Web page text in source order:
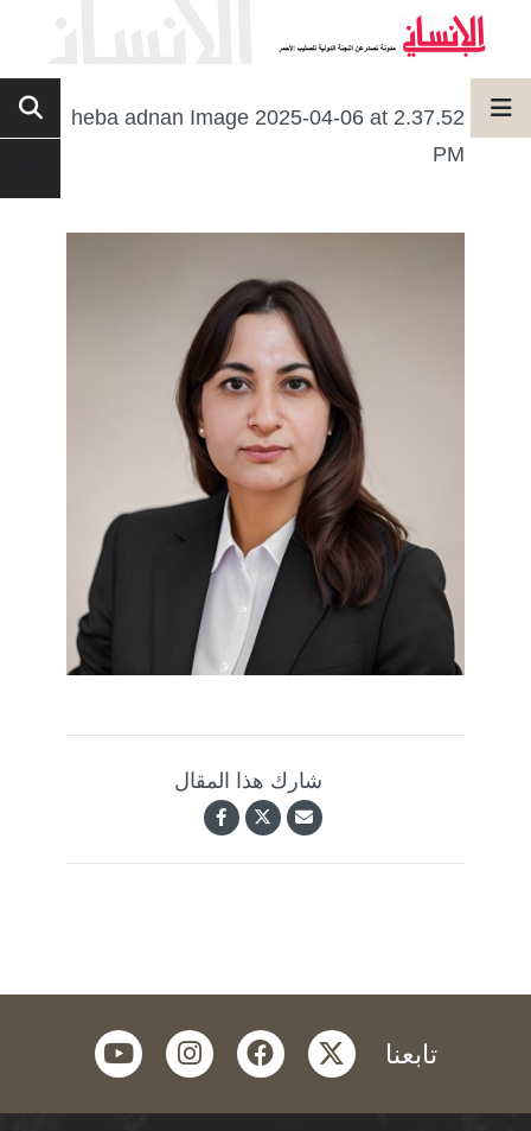
heba adnan Image 2025-04-06 at 2.37.52
PM
شارك هذا المقال
تابعنا twitter
facebook
instagram
youtube